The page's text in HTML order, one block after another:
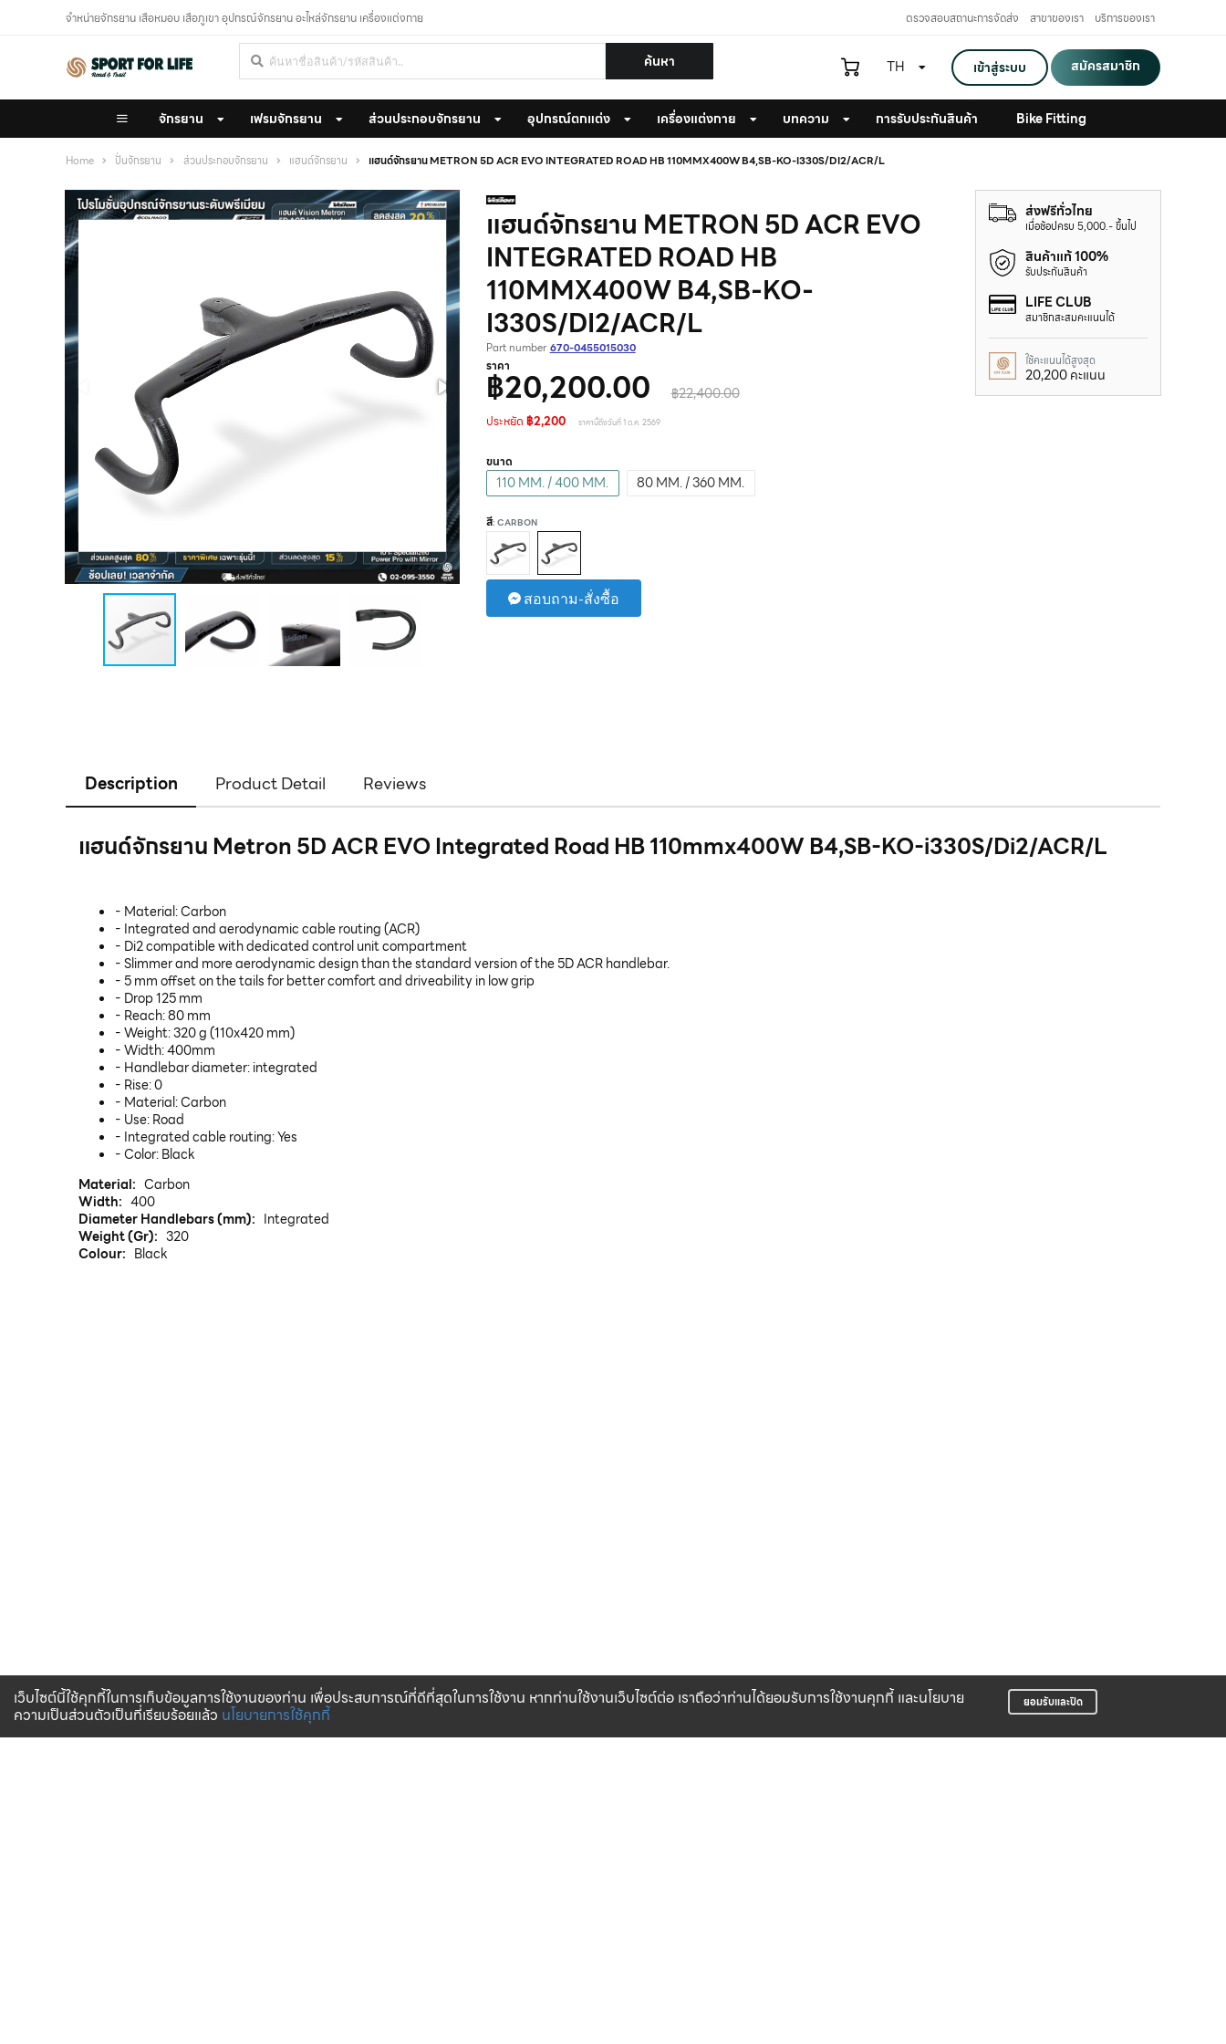
เว็บไซต์นี้ใช้คุกกี้ในการเก็บข้อมูลการใช้งานของท่าน เพื่อประสบการณ์ที่ดีที่สุดในการใช้งาน หากท่านใช้งานเว็บไซต์ต่อ เราถือว่าท่านได้ยอมรับการใช้งานคุกกี้ และนโยบาย
ความเป็นส่วนตัวเป็นที่เรียบร้อยแล้ว นโยบายการใช้คุกกี้
ยอมรับและปิด
จำหน่ายจักรยาน เสือหมอบ เสือภูเขา อุปกรณ์จักรยาน อะไหล่จักรยาน เครื่องแต่งกาย ตรวจสอบสถานะการจัดส่ง สาขาของเรา บริการของเรา
ค้นหา เข้าสู่ระบบ สมัครสมาชิก
TH
จักรยาน เฟรมจักรยาน ส่วนประกอบจักรยาน อุปกรณ์ตกแต่ง เครื่องแต่งกาย บทความ การรับประกันสินค้า Bike Fitting
Home ปั่นจักรยาน ส่วนประกอบจักรยาน แฮนด์จักรยาน แฮนด์จักรยาน METRON 5D ACR EVO INTEGRATED ROAD HB 110MMX400W B4,SB-KO-I330S/DI2/ACR/L
แฮนด์จักรยาน METRON 5D ACR EVO
INTEGRATED ROAD HB
110MMX400W B4,SB-KO-
I330S/DI2/ACR/L
Part number 670-0455015030
ราคา
฿20,200.00 ฿22,400.00
ประหยัด ฿2,200 ราคานี้ถึงวันที่ 1 ต.ค. 2569
ขนาด
110 MM. / 400 MM. 80 MM. / 360 MM.
สี: CARBON
สอบถาม-สั่งซื้อ
ส่งฟรีทั่วไทย
เมื่อช้อปครบ 5,000.- ขึ้นไป
สินค้าแท้ 100%
รับประกันสินค้า
LIFE CLUB
สมาชิกสะสมคะแนนได้
ใช้คะแนนได้สูงสุด
20,200 คะแนน
Description Product Detail Reviews
แฮนด์จักรยาน Metron 5D ACR EVO Integrated Road HB 110mmx400W B4,SB-KO-i330S/Di2/ACR/L
- Material: Carbon
- Integrated and aerodynamic cable routing (ACR)
- Di2 compatible with dedicated control unit compartment
- Slimmer and more aerodynamic design than the standard version of the 5D ACR handlebar.
- 5 mm offset on the tails for better comfort and driveability in low grip
- Drop 125 mm
- Reach: 80 mm
- Weight: 320 g (110x420 mm)
- Width: 400mm
- Handlebar diameter: integrated
- Rise: 0
- Material: Carbon
- Use: Road
- Integrated cable routing: Yes
- Color: Black
Material: Carbon
Width: 400
Diameter Handlebars (mm): Integrated
Weight (Gr): 320
Colour: Black